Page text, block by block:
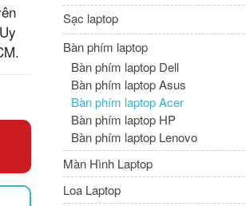
Sạc laptop
Bàn phím laptop
Bàn phím laptop Dell
Bàn phím laptop Asus
Bàn phím laptop Acer
Bàn phím laptop HP
Bàn phím laptop Lenovo
Màn Hình Laptop
Loa Laptop